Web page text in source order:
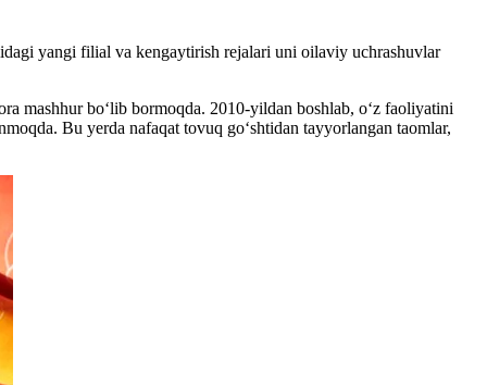
yangi filial va kengaytirish rejalari uni oilaviy uchrashuvlar
mashhur bo‘lib bormoqda. 2010-yildan boshlab, o‘z faoliyatini
Bu yerda nafaqat tovuq go‘shtidan tayyorlangan taomlar,